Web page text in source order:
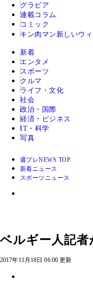
グラビア
連載コラム
コミック
キン肉マン 新しいウ
新着
エンタメ
スポーツ
クルマ
ライフ・文化
社会
政治・国際
経済・ビジネス
IT・科学
写真
週プレNEWS TOP
新着ニュース
スポーツニュース
ベルギー人記者
2017年11月18日 06:00 更新